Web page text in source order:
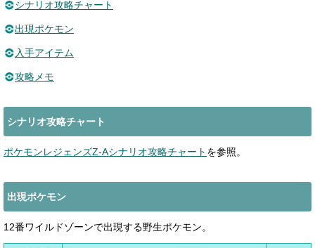
シナリオ攻略チャート
出現ポケモン
入手アイテム
攻略メモ
シナリオ攻略チャート
ポケモンレジェンズZ-Aシナリオ攻略チャート を参照。
出現ポケモン
12番ワイルドゾーンで出現する野生ポケモン。